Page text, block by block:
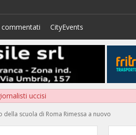
CityEvents
uccisi
scuola di Roma Rimessa a nuovo